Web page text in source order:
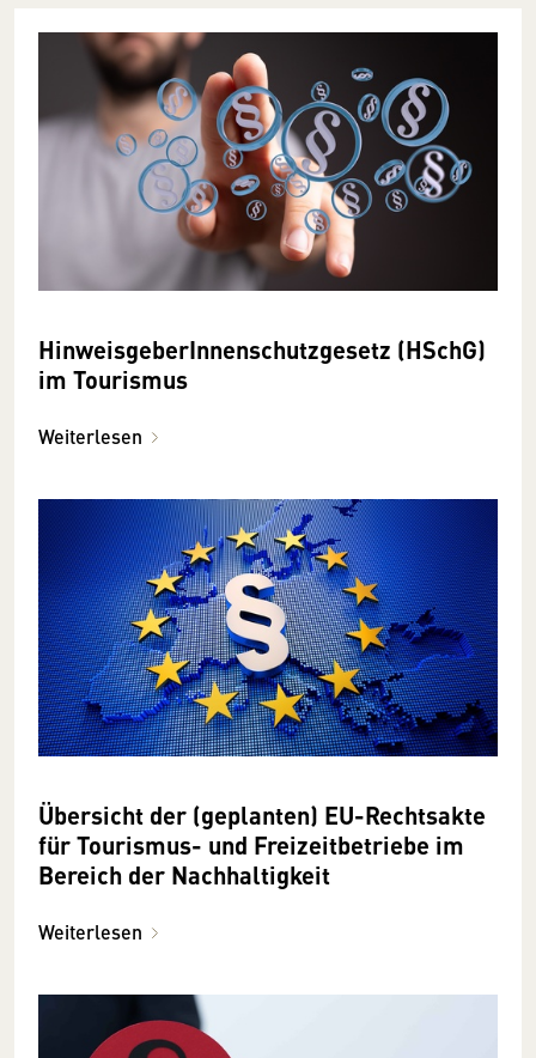
HinweisgeberInnenschutzgesetz (HSchG)
im Tourismus
Weiterlesen
Übersicht der (geplanten) EU-Rechtsakte
für Tourismus- und Freizeitbetriebe im
Bereich der Nachhaltigkeit
Weiterlesen